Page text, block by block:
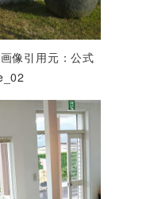
像引用元：公式